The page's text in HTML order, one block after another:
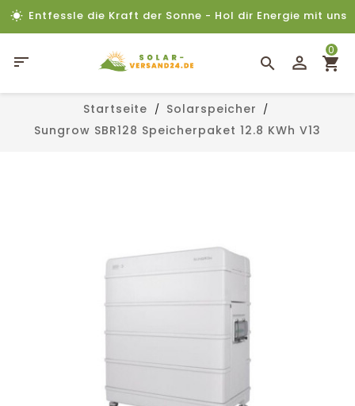
Entfessle die Kraft der Sonne - Hol dir Energie mit uns

0
Startseite
Solarspeicher
Sungrow SBR128 Speicherpaket 12.8 KWh V13